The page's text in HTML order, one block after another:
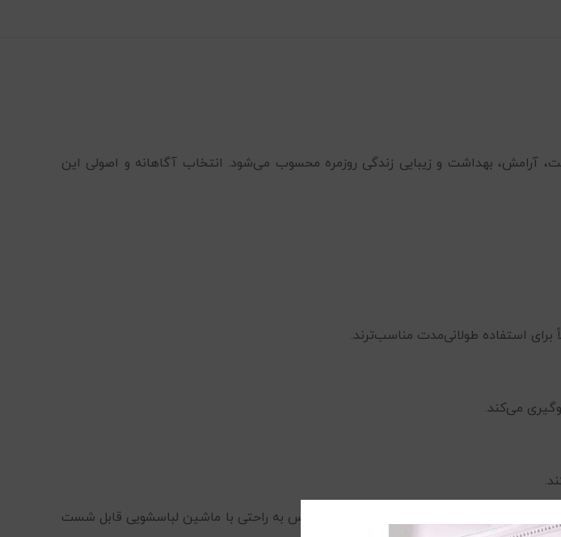
آرامش، بهداشت و زیبایی زندگی روزمره محسوب می‌شود. انتخاب آگاهانه و اصولی این
برای استفاده طولانی‌مدت مناسب‌ترند.
می‌کند.
و آرامش خاصی به همراه دارد . این سرویس به راحتی با ماشین لباسشویی قابل شست